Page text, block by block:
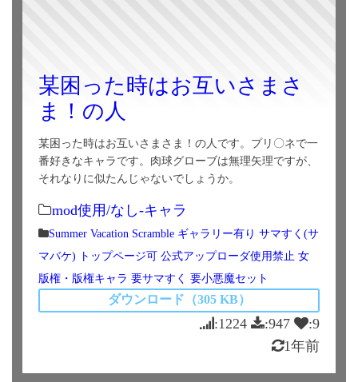
某困った時はお互いさまさ
ま！の人
某困った時はお互いさまさま！の人です。プリ〇ネで一
番好きなキャラです。肉球グローブは無理矢理ですが、
それなりに似たんじゃないでしょうか。
mod使用/なし-キャラ
Summer Vacation Scramble ギャラリー有り サマすく(サ
マバケ)
トップページ可 公式アップローダ使用禁止 女
版権・版権キャラ 要サマすく 要小悪魔セット
ダウンロード（305 KB）
:1224 :947
:9
1年前